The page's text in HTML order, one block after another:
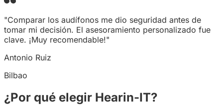
"Comparar los audífonos me dio seguridad antes de
tomar mi decisión. El asesoramiento personalizado fue
clave. ¡Muy recomendable!"
Antonio Ruiz
Bilbao
¿Por qué elegir Hearin-IT?